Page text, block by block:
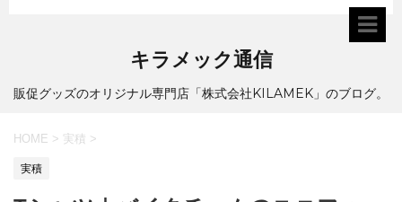
キラメック通信
販促グッズのオリジナル専門店「株式会社KILAMEK」のブログ。
HOME > 実積 >
実積